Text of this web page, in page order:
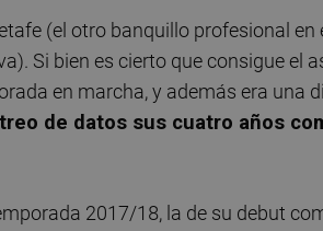
(el otro banquillo profesional
Si bien es cierto que consigue el
en marcha, y además era una
de datos sus cuatro años
2017/18, la de su debut